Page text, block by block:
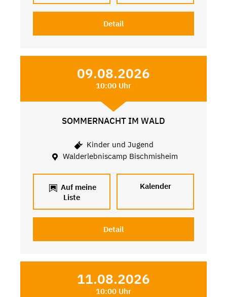
Detail
09.08.2026
10:00 Uhr
SOMMERNACHT IM WALD
Kinder und Jugend
Walderlebniscamp Bischmisheim
Auf meine
Liste
Kalender
Detail
11.08.2026
10:00 Uhr